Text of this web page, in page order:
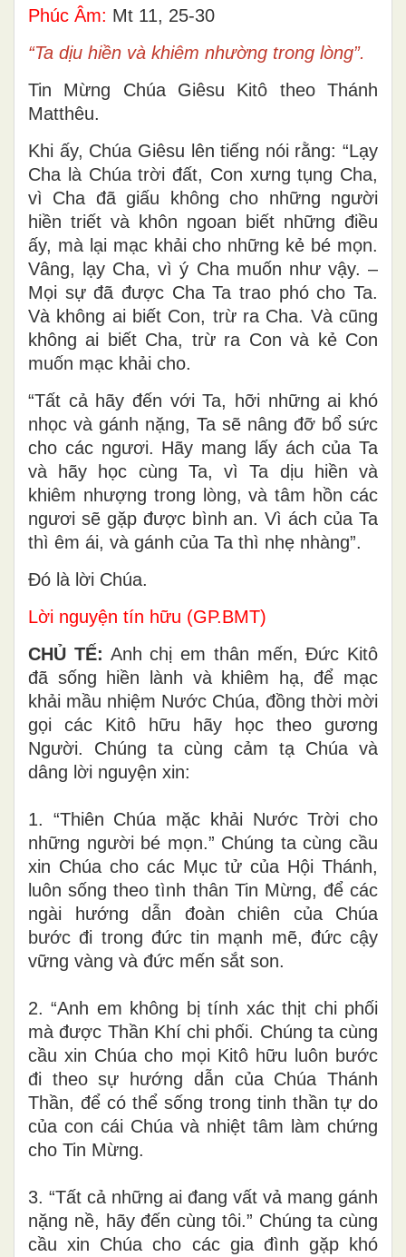
Phúc Âm: Mt 11, 25-30
“Ta dịu hiền và khiêm nhường trong lòng”.
Tin Mừng Chúa Giêsu Kitô theo Thánh
Matthêu.
Khi ấy, Chúa Giêsu lên tiếng nói rằng: “Lạy
Cha là Chúa trời đất, Con xưng tụng Cha,
vì Cha đã giấu không cho những người
hiền triết và khôn ngoan biết những điều
ấy, mà lại mạc khải cho những kẻ bé mọn.
Vâng, lạy Cha, vì ý Cha muốn như vậy. –
Mọi sự đã được Cha Ta trao phó cho Ta.
Và không ai biết Con, trừ ra Cha. Và cũng
không ai biết Cha, trừ ra Con và kẻ Con
muốn mạc khải cho.
“Tất cả hãy đến với Ta, hỡi những ai khó
nhọc và gánh nặng, Ta sẽ nâng đỡ bổ sức
cho các ngươi. Hãy mang lấy ách của Ta
và hãy học cùng Ta, vì Ta dịu hiền và
khiêm nhượng trong lòng, và tâm hồn các
ngươi sẽ gặp được bình an. Vì ách của Ta
thì êm ái, và gánh của Ta thì nhẹ nhàng”.
Ðó là lời Chúa.
Lời nguyện tín hữu (GP.BMT)
CHỦ TẾ: Anh chị em thân mến, Đức Kitô
đã sống hiền lành và khiêm hạ, để mạc
khải mầu nhiệm Nước Chúa, đồng thời mời
gọi các Kitô hữu hãy học theo gương
Người. Chúng ta cùng cảm tạ Chúa và
dâng lời nguyện xin:
1. “Thiên Chúa mặc khải Nước Trời cho
những người bé mọn.” Chúng ta cùng cầu
xin Chúa cho các Mục tử của Hội Thánh,
luôn sống theo tình thân Tin Mừng, để các
ngài hướng dẫn đoàn chiên của Chúa
bước đi trong đức tin mạnh mẽ, đức cậy
vững vàng và đức mến sắt son.
2. “Anh em không bị tính xác thịt chi phối
mà được Thần Khí chi phối. Chúng ta cùng
cầu xin Chúa cho mọi Kitô hữu luôn bước
đi theo sự hướng dẫn của Chúa Thánh
Thần, để có thể sống trong tinh thần tự do
của con cái Chúa và nhiệt tâm làm chứng
cho Tin Mừng.
3. “Tất cả những ai đang vất vả mang gánh
nặng nề, hãy đến cùng tôi.” Chúng ta cùng
cầu xin Chúa cho các gia đình gặp khó